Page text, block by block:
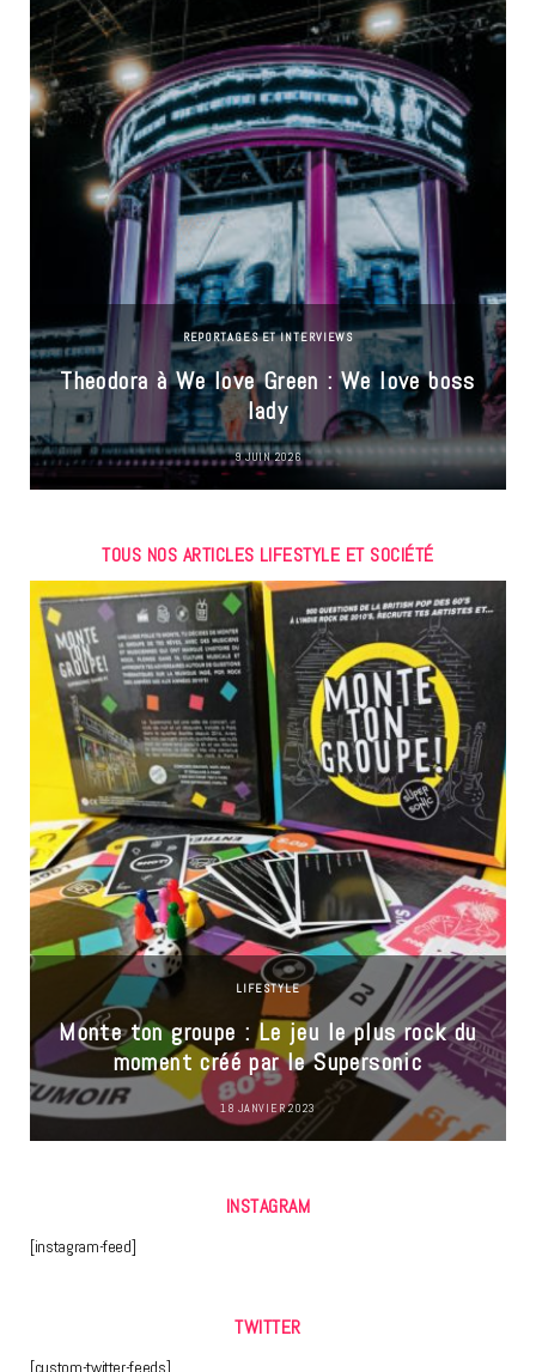
REPORTAGES ET INTERVIEWS
Theodora à We love Green : We love boss
lady
9 JUIN 2026
TOUS NOS ARTICLES LIFESTYLE ET SOCIÉTÉ
LIFESTYLE
Monte ton groupe : Le jeu le plus rock du
moment créé par le Supersonic
18 JANVIER 2023
INSTAGRAM
[instagram-feed]
TWITTER
[custom-twitter-feeds]